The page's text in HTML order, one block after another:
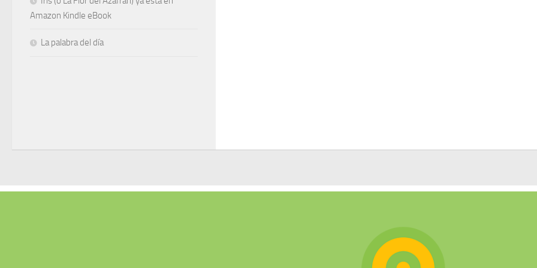
Amazon Kindle eBook
La palabra del día